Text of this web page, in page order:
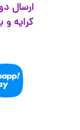
ارسال
کرایه